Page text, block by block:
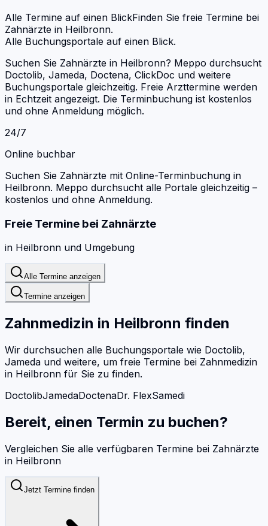
Alle Termine auf einen BlickFinden Sie freie Termine bei
Zahnärzte in Heilbronn.
Alle Buchungsportale auf einen Blick.
Suchen Sie Zahnärzte in Heilbronn? Meppo durchsucht
Doctolib, Jameda, Doctena, ClickDoc und weitere
Buchungsportale gleichzeitig. Freie Arzttermine werden
in Echtzeit angezeigt. Die Terminbuchung ist kostenlos
und ohne Anmeldung möglich.
24/7
Online buchbar
Suchen Sie Zahnärzte mit Online-Terminbuchung in
Heilbronn. Meppo durchsucht alle Portale gleichzeitig –
kostenlos und ohne Anmeldung.
Freie Termine bei Zahnärzte
in Heilbronn und Umgebung
Alle Termine anzeigen
Termine anzeigen
Zahnmedizin in Heilbronn finden
Wir durchsuchen alle Buchungsportale wie Doctolib,
Jameda und weitere, um freie Termine bei Zahnmedizin
in Heilbronn für Sie zu finden.
DoctolibJamedaDoctenaDr. FlexSamedi
Bereit, einen Termin zu buchen?
Vergleichen Sie alle verfügbaren Termine bei Zahnärzte
in Heilbronn
Jetzt Termine finden